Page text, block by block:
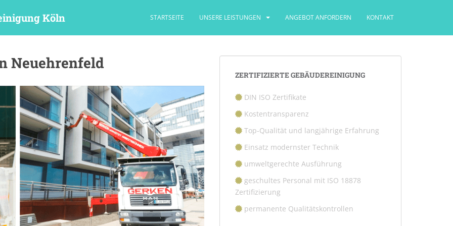
Köln STARTSEITE UNSERE LEISTUNGEN ANGEBOT ANFORDERN KONTAKT
Neuehrenfeld
ZERTIFIZIERTE GEBÄUDEREINIGUNG
DIN ISO Zertifikate
Kostentransparenz
Top-Qualität und langjährige Erfahrung
Einsatz modernster Technik
umweltgerechte Ausführung
geschultes Personal mit ISO 18878
Zertifizierung
permanente Qualitätskontrollen